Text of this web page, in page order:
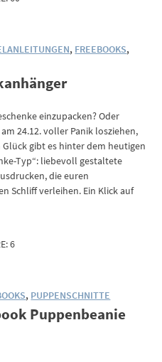
, FREEBOOKS,
einzupacken? Oder
24.12. voller Panik losziehen,
gibt es hinter dem heutigen
Typ“: liebevoll gestaltete
die euren
Schliff verleihen. Ein Klick auf
6
, PUPPENSCHNITTE
Puppenbeanie